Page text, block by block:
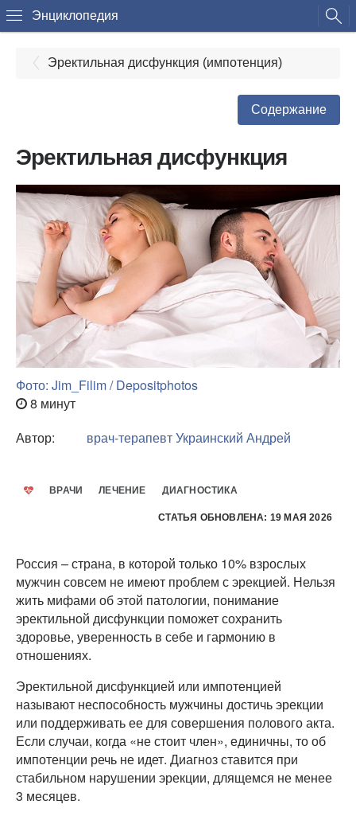
Энциклопедия
Эректильная дисфункция (импотенция)
Содержание
Эректильная дисфункция
Фото: Jim_Filim / Depositphotos
8 минут
Автор:
врач-терапевтУкраинский Андрей
ВРАЧИ ЛЕЧЕНИЕ ДИАГНОСТИКА
СТАТЬЯ ОБНОВЛЕНА: 19 МАЯ 2026
Россия – страна, в которой только 10% взрослых
мужчин совсем не имеют проблем с эрекцией. Нельзя
жить мифами об этой патологии, понимание
эректильной дисфункции поможет сохранить
здоровье, уверенность в себе и гармонию в
отношениях.
Эректильной дисфункцией или импотенцией
называют неспособность мужчины достичь эрекции
или поддерживать ее для совершения полового акта.
Если случаи, когда «не стоит член», единичны, то об
импотенции речь не идет. Диагноз ставится при
стабильном нарушении эрекции, длящемся не менее
3 месяцев.